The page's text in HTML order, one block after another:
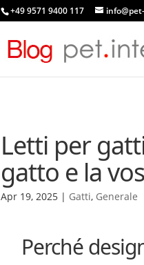
+49 9571 9400 117
Letti per
gatto e la
Apr 19, 2025 | Gatti, Generale
Perché